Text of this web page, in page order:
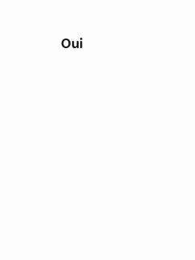
Oui